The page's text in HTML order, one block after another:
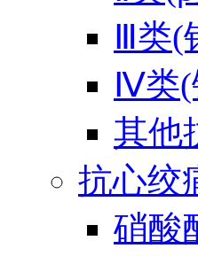
Ⅲ类(
Ⅳ类(
其他
抗心绞
硝酸